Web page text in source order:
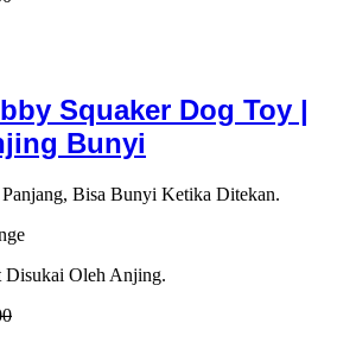
Squaker Dog Toy |
Bunyi
Bisa Bunyi Ketika Ditekan.
Disukai Oleh Anjing.